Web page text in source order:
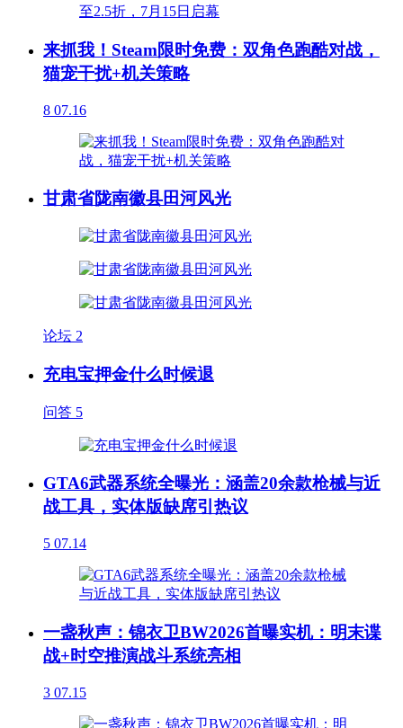
来抓我！Steam限时免费：双角色跑酷对战，
猫宠干扰+机关策略
8 07.16
甘肃省陇南徽县田河风光
论坛 2
充电宝押金什么时候退
问答 5
GTA6武器系统全曝光：涵盖20余款枪械与近
战工具，实体版缺席引热议
5 07.14
一盏秋声：锦衣卫BW2026首曝实机：明末谍
战+时空推演战斗系统亮相
3 07.15